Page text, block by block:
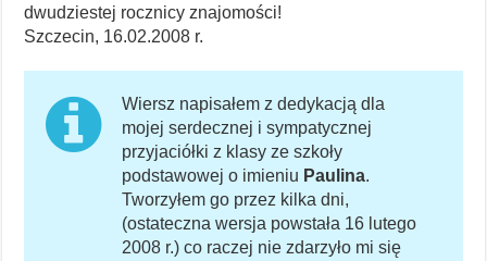
dwudziestej rocznicy znajomości!
Szczecin, 16.02.2008 r.
Wiersz napisałem z dedykacją dla
mojej serdecznej i sympatycznej
przyjaciółki z klasy ze szkoły
podstawowej o imieniu Paulina.
Tworzyłem go przez kilka dni,
(ostateczna wersja powstała 16 lutego
2008 r.) co raczej nie zdarzyło mi się